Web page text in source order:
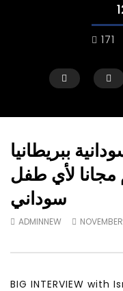
171
28:11
Is the global public
the climate change
ADMINNEW JULY 19,
ببريطانيا
مجانا لأي طفل
سوداني
ADMINNEW
BIG INTERVIEW